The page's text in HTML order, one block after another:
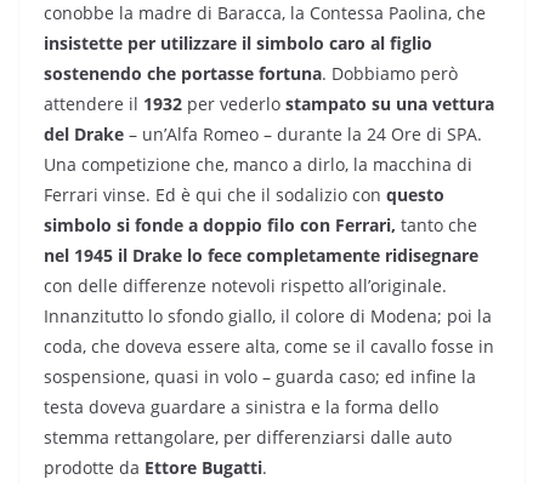
conobbe la madre di Baracca, la Contessa Paolina, che
insistette per utilizzare il simbolo caro al figlio
sostenendo che portasse fortuna. Dobbiamo però
attendere il 1932 per vederlo stampato su una vettura
del Drake – un’Alfa Romeo – durante la 24 Ore di SPA.
Una competizione che, manco a dirlo, la macchina di
Ferrari vinse. Ed è qui che il sodalizio con questo
simbolo si fonde a doppio filo con Ferrari, tanto che
nel 1945 il Drake lo fece completamente ridisegnare
con delle differenze notevoli rispetto all’originale.
Innanzitutto lo sfondo giallo, il colore di Modena; poi la
coda, che doveva essere alta, come se il cavallo fosse in
sospensione, quasi in volo – guarda caso; ed infine la
testa doveva guardare a sinistra e la forma dello
stemma rettangolare, per differenziarsi dalle auto
prodotte da Ettore Bugatti.